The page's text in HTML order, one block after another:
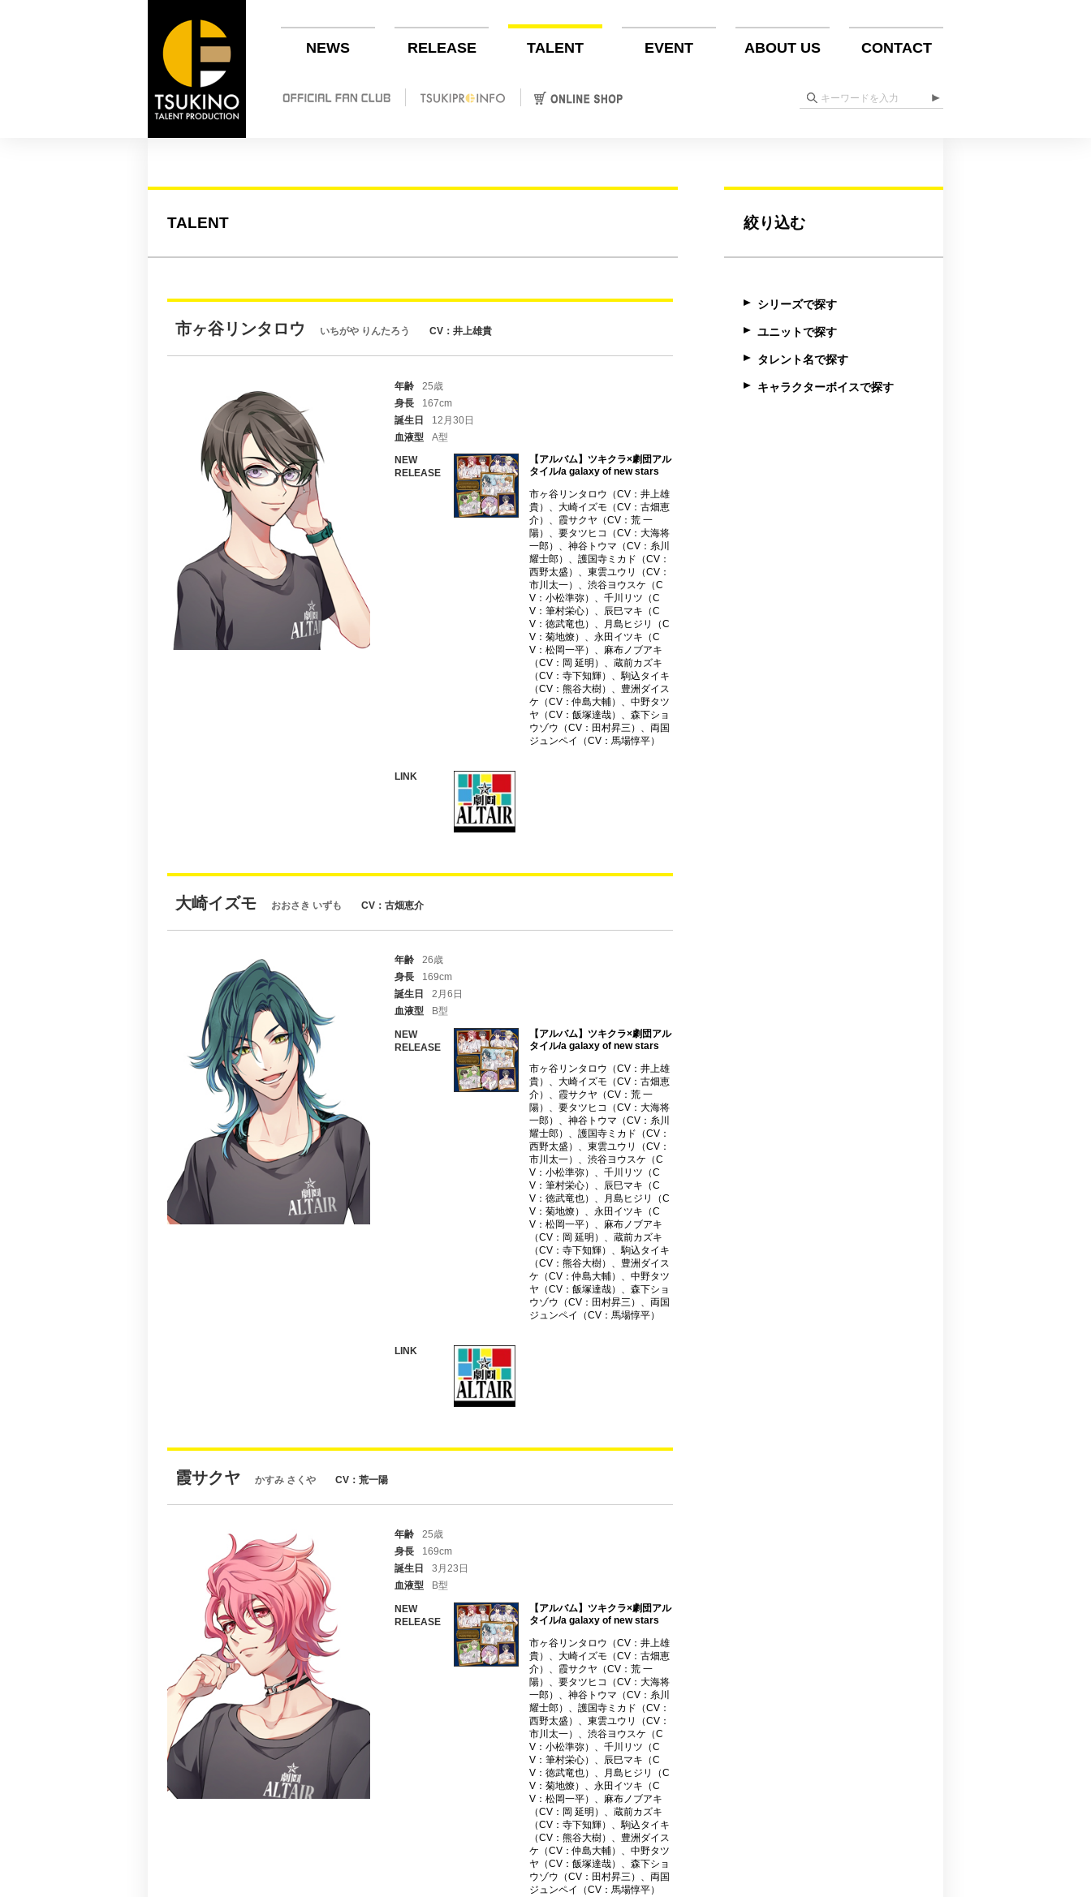
NEWS RELEASE TALENT EVENT ABOUT US CONTACT
TALENT
市ヶ谷リンタロウ いちがや りんたろう CV：井上雄貴
年齢
25歳
身長
167cm
誕生日
12月30日
血液型
A型
NEW
RELEASE
【アルバム】ツキクラ×劇団アル
タイル/a galaxy of new stars
市ヶ谷リンタロウ（CV：井上雄
貴）、大崎イズモ（CV：古畑恵
介）、霞サクヤ（CV：荒 一
陽）、要タツヒコ（CV：大海将
一郎）、神谷トウマ（CV：糸川
耀士郎）、護国寺ミカド（CV：
西野太盛）、東雲ユウリ（CV：
市川太一）、渋谷ヨウスケ（C
V：小松準弥）、千川リツ（C
V：筆村栄心）、辰巳マキ（C
V：徳武竜也）、月島ヒジリ（C
V：菊地燎）、永田イツキ（C
V：松岡一平）、麻布ノブアキ
（CV：岡 延明）、蔵前カズキ
（CV：寺下知輝）、駒込タイキ
（CV：熊谷大樹）、豊洲ダイス
ケ（CV：仲島大輔）、中野タツ
ヤ（CV：飯塚達哉）、森下ショ
ウゾウ（CV：田村昇三）、両国
ジュンペイ（CV：馬場惇平）
LINK
大崎イズモ おおさき いずも CV：古畑恵介
年齢
26歳
身長
169cm
誕生日
2月6日
血液型
B型
NEW
RELEASE
【アルバム】ツキクラ×劇団アル
タイル/a galaxy of new stars
市ヶ谷リンタロウ（CV：井上雄
貴）、大崎イズモ（CV：古畑恵
介）、霞サクヤ（CV：荒 一
陽）、要タツヒコ（CV：大海将
一郎）、神谷トウマ（CV：糸川
耀士郎）、護国寺ミカド（CV：
西野太盛）、東雲ユウリ（CV：
市川太一）、渋谷ヨウスケ（C
V：小松準弥）、千川リツ（C
V：筆村栄心）、辰巳マキ（C
V：徳武竜也）、月島ヒジリ（C
V：菊地燎）、永田イツキ（C
V：松岡一平）、麻布ノブアキ
（CV：岡 延明）、蔵前カズキ
（CV：寺下知輝）、駒込タイキ
（CV：熊谷大樹）、豊洲ダイス
ケ（CV：仲島大輔）、中野タツ
ヤ（CV：飯塚達哉）、森下ショ
ウゾウ（CV：田村昇三）、両国
ジュンペイ（CV：馬場惇平）
LINK
霞サクヤ かすみ さくや CV：荒一陽
年齢
25歳
身長
169cm
誕生日
3月23日
血液型
B型
NEW
RELEASE
【アルバム】ツキクラ×劇団アル
タイル/a galaxy of new stars
市ヶ谷リンタロウ（CV：井上雄
貴）、大崎イズモ（CV：古畑恵
介）、霞サクヤ（CV：荒 一
陽）、要タツヒコ（CV：大海将
一郎）、神谷トウマ（CV：糸川
耀士郎）、護国寺ミカド（CV：
西野太盛）、東雲ユウリ（CV：
市川太一）、渋谷ヨウスケ（C
V：小松準弥）、千川リツ（C
V：筆村栄心）、辰巳マキ（C
V：徳武竜也）、月島ヒジリ（C
V：菊地燎）、永田イツキ（C
V：松岡一平）、麻布ノブアキ
（CV：岡 延明）、蔵前カズキ
（CV：寺下知輝）、駒込タイキ
（CV：熊谷大樹）、豊洲ダイス
ケ（CV：仲島大輔）、中野タツ
ヤ（CV：飯塚達哉）、森下ショ
ウゾウ（CV：田村昇三）、両国
ジュンペイ（CV：馬場惇平）
絞り込む
シリーズで探す
ユニットで探す
タレント名で探す
キャラクターボイスで探す